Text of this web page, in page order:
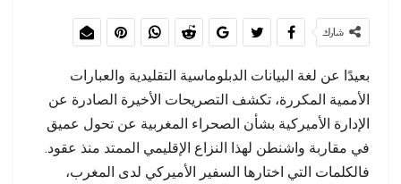
شارك
بعيدًا عن لغة البيانات الدبلوماسية التقليدية والعبارات
الأممية المكررة، تكشف التصريحات الأخيرة الصادرة عن
الإدارة الأميركية بشأن الصحراء المغربية عن تحول عميق
في مقاربة واشنطن لهذا النزاع الإقليمي الممتد منذ عقود.
فالكلمات التي اختارها السفير الأميركي لدى المغرب،